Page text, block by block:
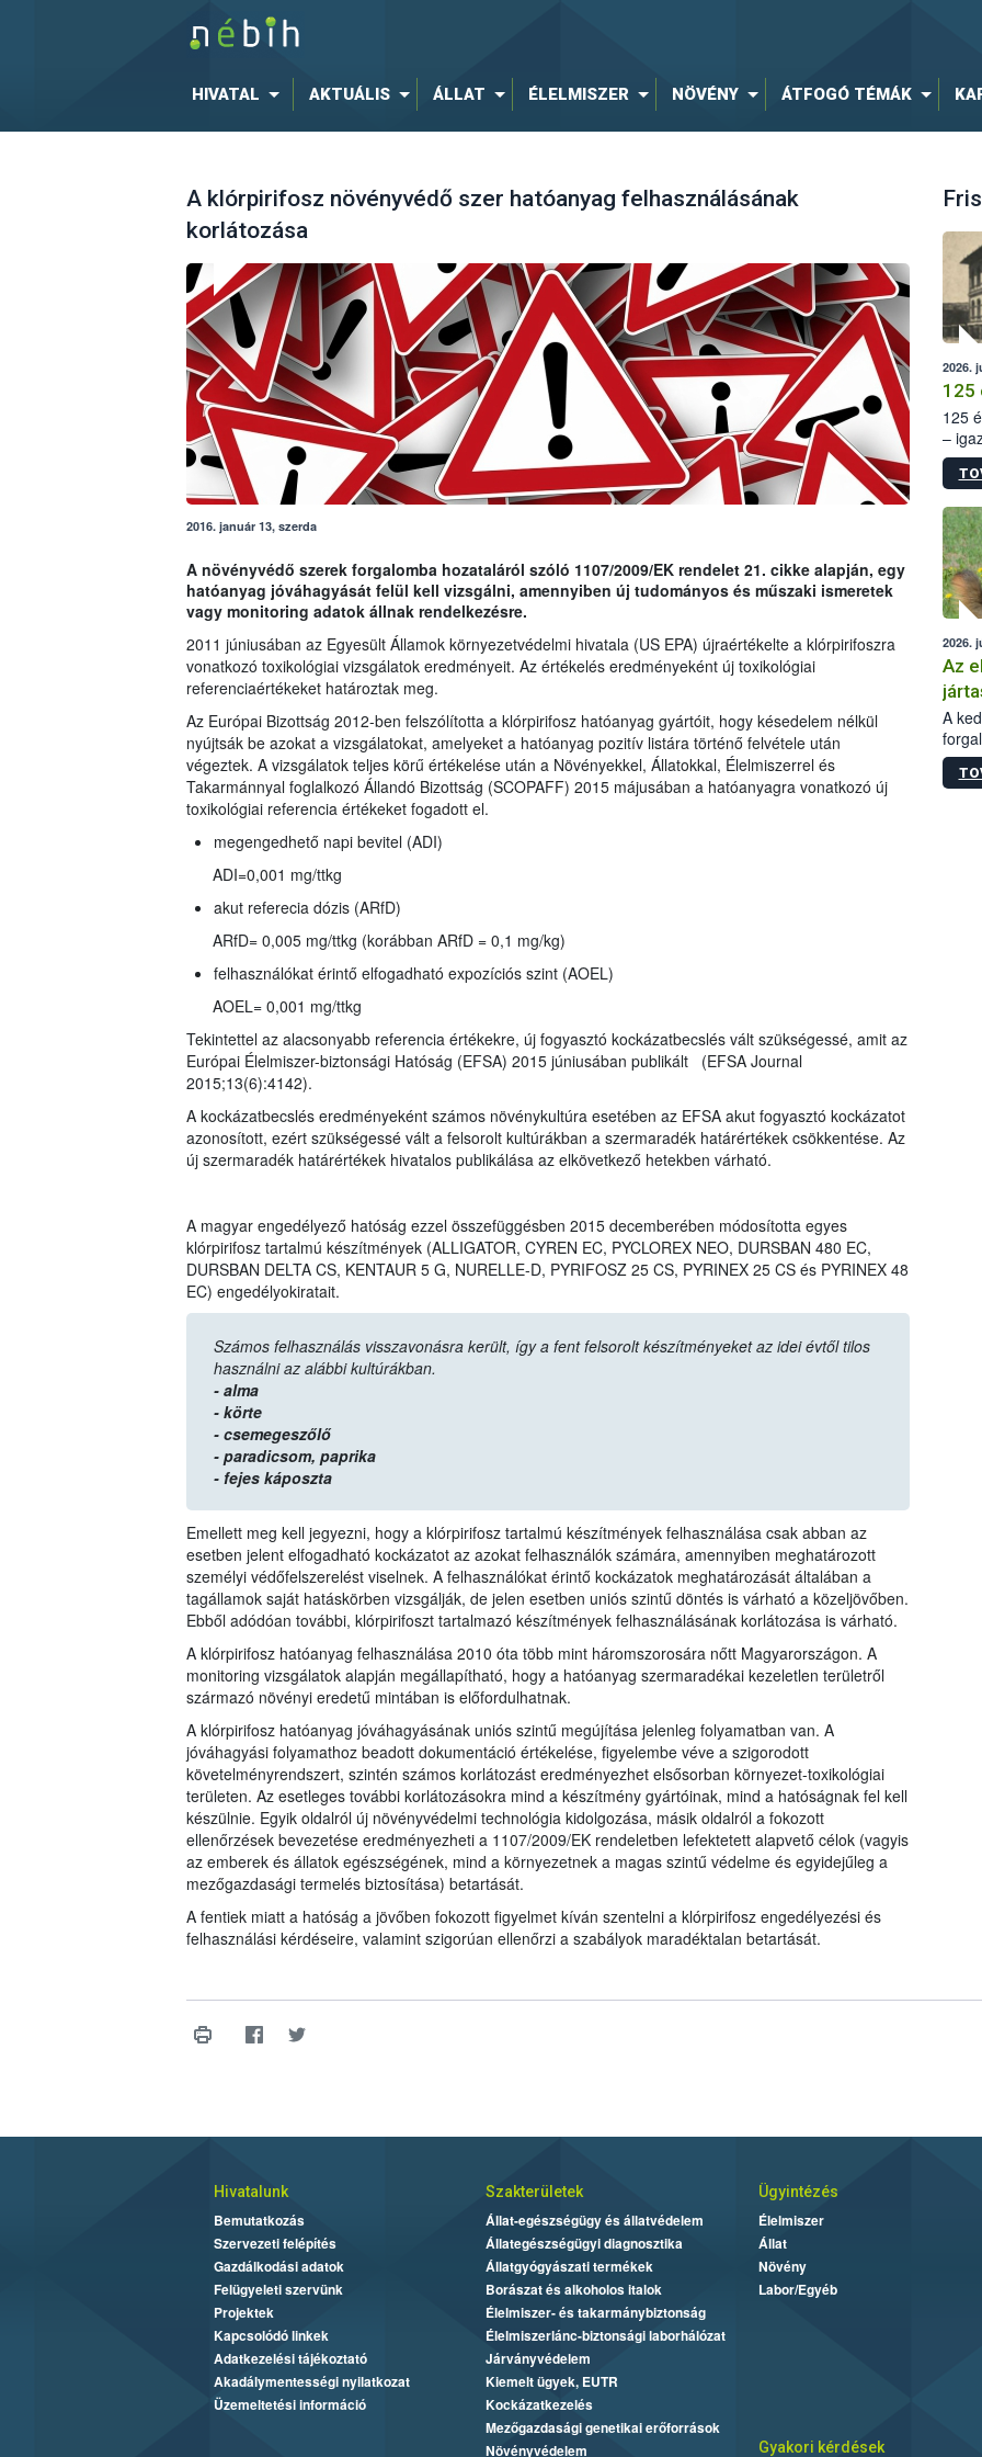
HIVATAL AKTUÁLIS ÁLLAT ÉLELMISZER NÖVÉNY ÁTFOGÓ TÉMÁK
A klórpirifosz növényvédő szer hatóanyag felhasználásának
korlátozása
2016. január 13, szerda
A növényvédő szerek forgalomba hozataláról szóló 1107/2009/EK rendelet 21. cikke alapján, egy
hatóanyag jóváhagyását felül kell vizsgálni, amennyiben új tudományos és műszaki ismeretek
vagy monitoring adatok állnak rendelkezésre.
2011 júniusában az Egyesült Államok környezetvédelmi hivatala (US EPA) újraértékelte a klórpirifoszra
vonatkozó toxikológiai vizsgálatok eredményeit. Az értékelés eredményeként új toxikológiai
referenciaértékeket határoztak meg.
Az Európai Bizottság 2012-ben felszólította a klórpirifosz hatóanyag gyártóit, hogy késedelem nélkül
nyújtsák be azokat a vizsgálatokat, amelyeket a hatóanyag pozitív listára történő felvétele után
végeztek. A vizsgálatok teljes körű értékelése után a Növényekkel, Állatokkal, Élelmiszerrel és
Takarmánnyal foglalkozó Állandó Bizottság (SCOPAFF) 2015 májusában a hatóanyagra vonatkozó új
toxikológiai referencia értékeket fogadott el.
megengedhető napi bevitel (ADI)
ADI=0,001 mg/ttkg
akut referecia dózis (ARfD)
ARfD= 0,005 mg/ttkg (korábban ARfD = 0,1 mg/kg)
felhasználókat érintő elfogadható expozíciós szint (AOEL)
AOEL= 0,001 mg/ttkg
Tekintettel az alacsonyabb referencia értékekre, új fogyasztó kockázatbecslés vált szükségessé, amit az
Európai Élelmiszer-biztonsági Hatóság (EFSA) 2015 júniusában publikált (EFSA Journal
2015;13(6):4142).
A kockázatbecslés eredményeként számos növénykultúra esetében az EFSA akut fogyasztó kockázatot
azonosított, ezért szükségessé vált a felsorolt kultúrákban a szermaradék határértékek csökkentése. Az
új szermaradék határértékek hivatalos publikálása az elkövetkező hetekben várható.
A magyar engedélyező hatóság ezzel összefüggésben 2015 decemberében módosította egyes
klórpirifosz tartalmú készítmények (ALLIGATOR, CYREN EC, PYCLOREX NEO, DURSBAN 480 EC,
DURSBAN DELTA CS, KENTAUR 5 G, NURELLE-D, PYRIFOSZ 25 CS, PYRINEX 25 CS és PYRINEX 48
EC) engedélyokiratait.
Számos felhasználás visszavonásra került, így a fent felsorolt készítményeket az idei évtől tilos
használni az alábbi kultúrákban.
- alma
- körte
- csemegeszőlő
- paradicsom, paprika
- fejes káposzta
Emellett meg kell jegyezni, hogy a klórpirifosz tartalmú készítmények felhasználása csak abban az
esetben jelent elfogadható kockázatot az azokat felhasználók számára, amennyiben meghatározott
személyi védőfelszerelést viselnek. A felhasználókat érintő kockázatok meghatározását általában a
tagállamok saját hatáskörben vizsgálják, de jelen esetben uniós szintű döntés is várható a közeljövőben.
Ebből adódóan további, klórpirifoszt tartalmazó készítmények felhasználásának korlátozása is várható.
A klórpirifosz hatóanyag felhasználása 2010 óta több mint háromszorosára nőtt Magyarországon. A
monitoring vizsgálatok alapján megállapítható, hogy a hatóanyag szermaradékai kezeletlen területről
származó növényi eredetű mintában is előfordulhatnak.
A klórpirifosz hatóanyag jóváhagyásának uniós szintű megújítása jelenleg folyamatban van. A
jóváhagyási folyamathoz beadott dokumentáció értékelése, figyelembe véve a szigorodott
követelményrendszert, szintén számos korlátozást eredményezhet elsősorban környezet-toxikológiai
területen. Az esetleges további korlátozásokra mind a készítmény gyártóinak, mind a hatóságnak fel kell
készülnie. Egyik oldalról új növényvédelmi technológia kidolgozása, másik oldalról a fokozott
ellenőrzések bevezetése eredményezheti a 1107/2009/EK rendeletben lefektetett alapvető célok (vagyis
az emberek és állatok egészségének, mind a környezetnek a magas szintű védelme és egyidejűleg a
mezőgazdasági termelés biztosítása) betartását.
A fentiek miatt a hatóság a jövőben fokozott figyelmet kíván szentelni a klórpirifosz engedélyezési és
felhasználási kérdéseire, valamint szigorúan ellenőrzi a szabályok maradéktalan betartását.
2026.
125
125
–
15.
2026.
Az
A
Hivatalunk
Bemutatkozás
Szervezeti felépítés
Gazdálkodási adatok
Felügyeleti szervünk
Projektek
Kapcsolódó linkek
Adatkezelési tájékoztató
Akadálymentességi nyilatkozat
Üzemeltetési információ
Szakterületek
Állat-egészségügy és állatvédelem
Állategészségügyi diagnosztika
Állatgyógyászati termékek
Borászat és alkoholos italok
Élelmiszer- és takarmánybiztonság
Élelmiszerlánc-biztonsági laborhálózat
Járványvédelem
Kiemelt ügyek, EUTR
Kockázatkezelés
Mezőgazdasági genetikai erőforrások
Növényvédelem
Ügyintézés
Élelmiszer
Állat
Növény
Labor/Egyéb
Gyakori kérdések